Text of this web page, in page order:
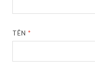
TÊN*